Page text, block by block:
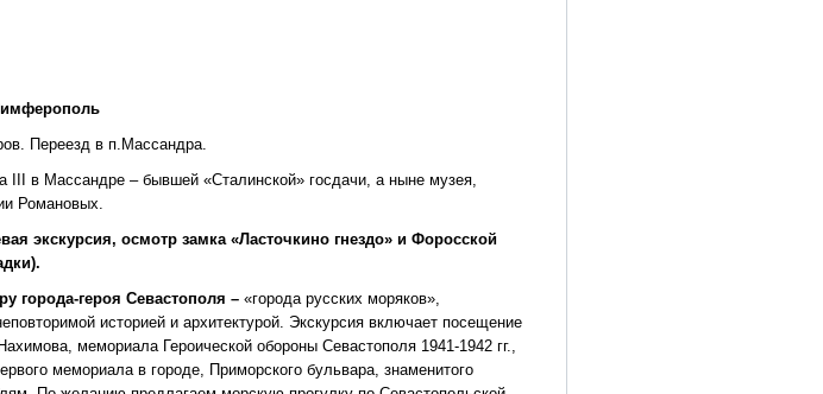
Переезд в п.Массандра.
III в Массандре – бывшей «Сталинской» госдачи, а ныне музея,
Романовых.
экскурсия, осмотр замка «Ласточкино гнездо» и Форосской
города-героя Севастополя – «города русских моряков»,
историей и архитектурой. Экскурсия включает посещение
мемориала Героической обороны Севастополя 1941-1942 гг.,
мемориала в городе, Приморского бульвара, знаменитого